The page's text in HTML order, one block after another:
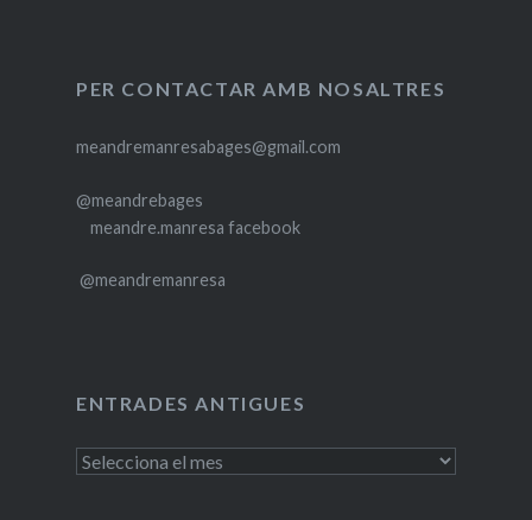
PER CONTACTAR AMB NOSALTRES
meandremanresabages@gmail.com
@meandrebages
meandre.manresa facebook
@meandremanresa
ENTRADES ANTIGUES
Entrades